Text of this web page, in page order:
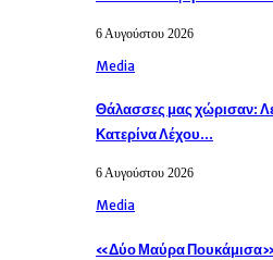
6 Αυγούστου 2026
Media
Θάλασσες μας χώρισαν:
Κατερίνα Λέχου…
6 Αυγούστου 2026
Media
«Δύο Μαύρα